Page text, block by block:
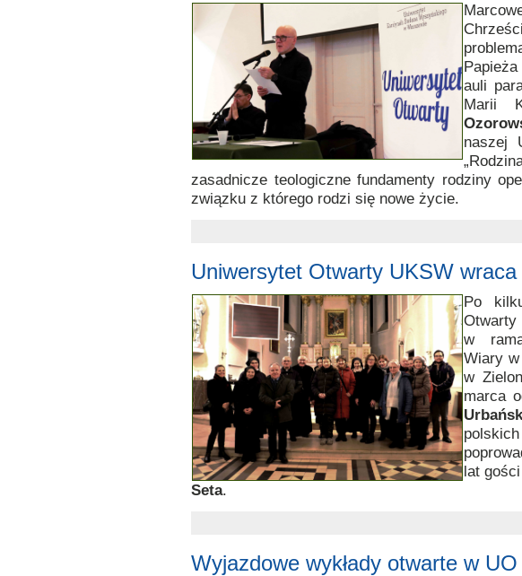
auli
Marii
naszej
zasadnicze teologiczne fundamenty rodziny
związku z którego rodzi się nowe życie.
Uniwersytet Otwarty UKSW wraca
Po
Otwarty
w
Wiary
w
marca
lat
Seta.
Wyjazdowe wykłady otwarte w